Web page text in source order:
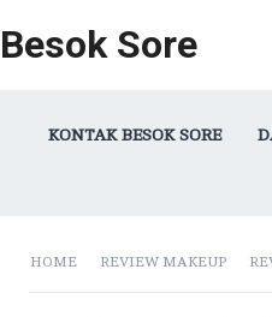
Besok Sore
KONTAK BESOK SORE
HOME REVIEW MAKEUP